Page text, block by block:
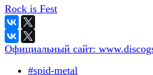
Rock is Fest
Официальный сайт:
#spid-metal